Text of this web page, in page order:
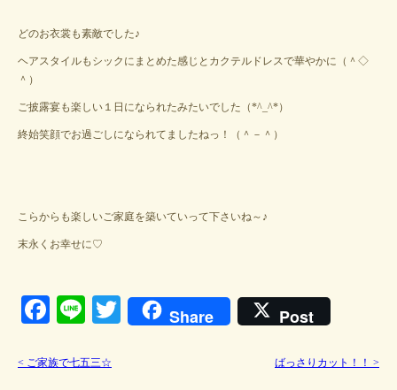
どのお衣裳も素敵でした♪
ヘアスタイルもシックにまとめた感じとカクテルドレスで華やかに（＾◇
＾）
ご披露宴も楽しい１日になられたみたいでした（*^_^*）
終始笑顔でお過ごしになられてましたねっ！（＾－＾）
こらからも楽しいご家庭を築いていって下さいね～♪
末永くお幸せに♡
Facebook
LineTwitter
Share Post
< ご家族で七五三☆ ばっさりカット！！ >